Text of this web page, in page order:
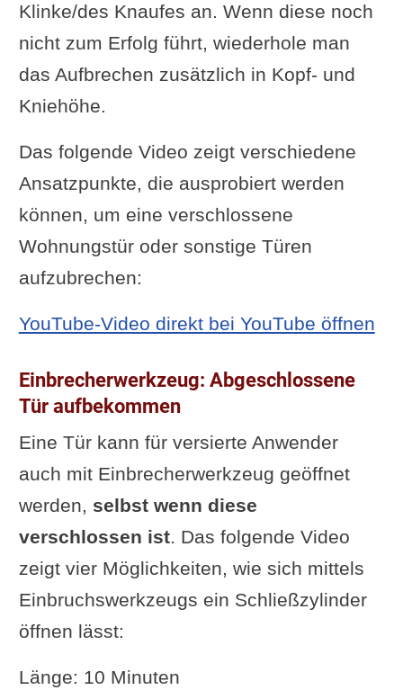
Klinke/des Knaufes an. Wenn diese noch
nicht zum Erfolg führt, wiederhole man
das Aufbrechen zusätzlich in Kopf- und
Kniehöhe.
Das folgende Video zeigt verschiedene
Ansatzpunkte, die ausprobiert werden
können, um eine verschlossene
Wohnungstür oder sonstige Türen
aufzubrechen:
YouTube-Video direkt bei YouTube öffnen
Einbrecherwerkzeug: Abgeschlossene
Tür aufbekommen
Eine Tür kann für versierte Anwender
auch mit Einbrecherwerkzeug geöffnet
werden, selbst wenn diese
verschlossen ist. Das folgende Video
zeigt vier Möglichkeiten, wie sich mittels
Einbruchswerkzeugs ein Schließzylinder
öffnen lässt:
Länge: 10 Minuten